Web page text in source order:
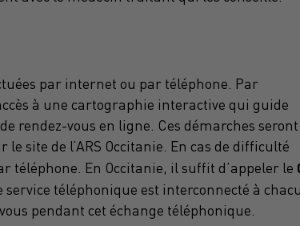
par internet ou par téléphone. Par
à une cartographie interactive qui guide
rendez-vous en ligne. Ces démarches seront
site de l’ARS Occitanie. En cas de difficulté
téléphone. En Occitanie, il suffit d’appeler le
service téléphonique est interconnecté à
pendant cet échange téléphonique.